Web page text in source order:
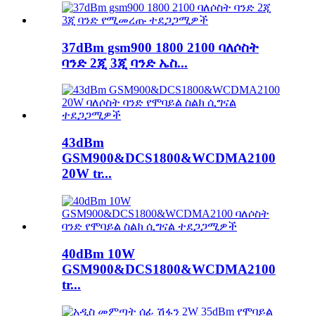
37dBm gsm900 1800 2100 ባለሶስት
ባንድ 2ጂ 3ጂ ባንድ ኤስ...
43dBm
GSM900&DCS1800&WCDMA2100
20W tr...
40dBm 10W
GSM900&DCS1800&WCDMA2100
tr...